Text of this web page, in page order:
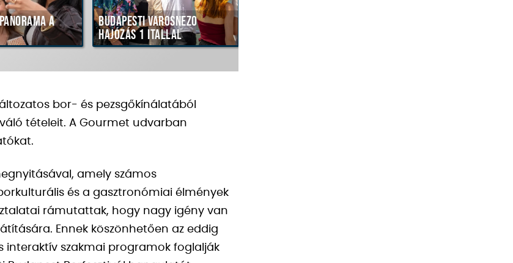
Budapesti városnéző
hajózás 1 itallal
Városnéző sétahajó
korlátlan jégkásával
bor- és pezsgőkínálatából
tételeit. A Gourmet udvarban
amely számos
és a gasztronómiai élmények
rámutattak, hogy nagy igény van
Ennek köszönhetően az eddig
interaktív szakmai programok foglalják